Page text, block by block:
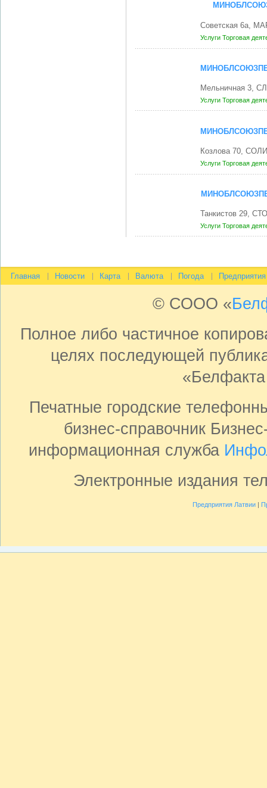
Советская 6а,
Услуги Торговая
Мельничная 3,
Услуги Торговая
Козлова 70,
Услуги Торговая
Танкистов 29,
Услуги Торговая
Главная Новости Карта Валюта Погода Предприятия
© СООО «
Полное либо частичное
целях последующей
Печатные городские
бизнес-справочник
информационная служба
Электронные издания
Предприятия Латвии|